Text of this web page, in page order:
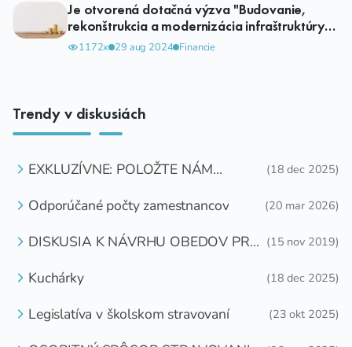
Je otvorená dotačná výzva "Budovanie,
rekonštrukcia a modernizácia infraštruktúry
regionálneho školstva"
1172x 29 aug 2024 Financie
Trendy v diskusiách
EXKLUZÍVNE: POLOŽTE NÁM
(18 dec 2025)
Odporúčané počty zamestnancov (20 mar 2026)
DISKUSIA K NÁVRHU OBEDOV PRE
(15 nov 2019)
Kuchárky (18 dec 2025)
Legislatíva v školskom stravovaní (23 okt 2025)